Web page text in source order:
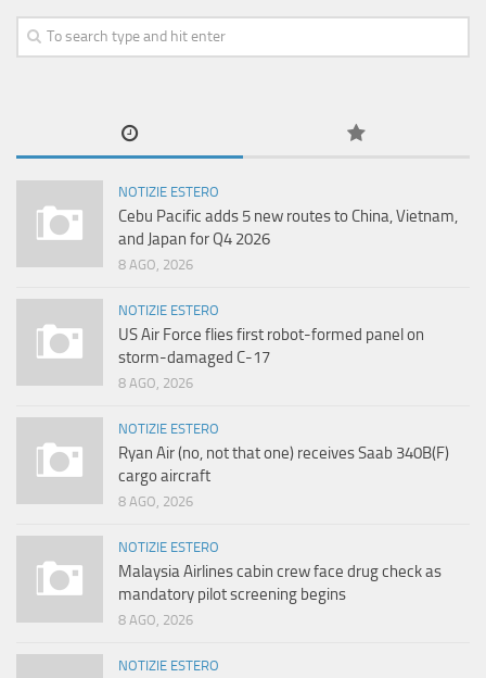
NOTIZIE ESTERO
Cebu Pacific adds 5 new routes to China, Vietnam,
and Japan for Q4 2026
8 AGO, 2026
NOTIZIE ESTERO
US Air Force flies first robot-formed panel on
storm-damaged C-17
8 AGO, 2026
NOTIZIE ESTERO
Ryan Air (no, not that one) receives Saab 340B(F)
cargo aircraft
8 AGO, 2026
NOTIZIE ESTERO
Malaysia Airlines cabin crew face drug check as
mandatory pilot screening begins
8 AGO, 2026
NOTIZIE ESTERO